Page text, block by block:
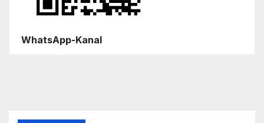
WhatsApp-Kanal